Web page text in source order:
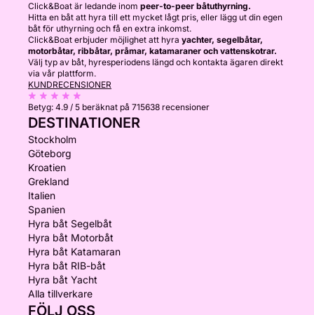
Click&Boat är ledande inom peer-to-peer båtuthyrning.
Hitta en båt att hyra till ett mycket lågt pris, eller lägg ut din egen
båt för uthyrning och få en extra inkomst.
Click&Boat erbjuder möjlighet att hyra yachter, segelbåtar,
motorbåtar, ribbåtar, pråmar, katamaraner och vattenskotrar.
Välj typ av båt, hyresperiodens längd och kontakta ägaren direkt
via vår plattform.
KUNDRECENSIONER
Betyg: 4.9 / 5 beräknat på 715638 recensioner
DESTINATIONER
Stockholm
Göteborg
Kroatien
Grekland
Italien
Spanien
Hyra båt Segelbåt
Hyra båt Motorbåt
Hyra båt Katamaran
Hyra båt RIB-båt
Hyra båt Yacht
Alla tillverkare
FÖLJ OSS